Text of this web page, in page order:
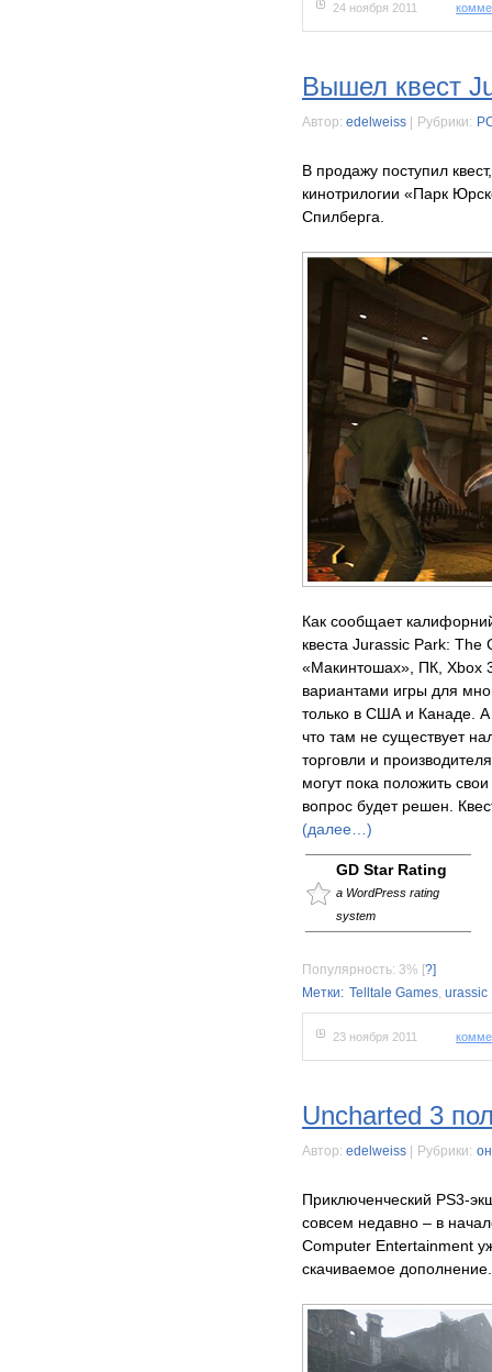
24 ноября 2011
Вышел квест
Автор: edelweiss Рубрики:
В продажу поступил
кинотрилогии «Парк
Спилберга.
Как сообщает
квеста Jurassic Park: The
«Макинтошах», ПК, Xbox
вариантами игры для
только в США и Канаде. А
что там не существует
торговли и
могут пока положить
вопрос будет решен.
(далее…)
GD Star Rating
a WordPress rating
system
Популярность: 3% [?]
Метки: Telltale Games, urassic
23 ноября 2011
Uncharted 3
Автор: edelweiss Рубрики:
Приключенческий PS3-
совсем недавно – в
Computer Entertainment
скачиваемое дополнение.